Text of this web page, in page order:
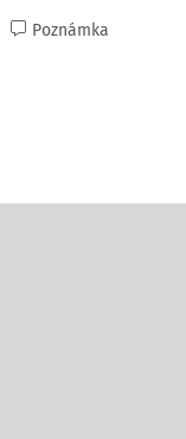
Poznámka